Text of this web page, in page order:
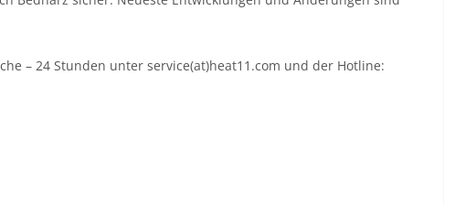
– 24 Stunden unter service(at)heat11.com und der Hotline: